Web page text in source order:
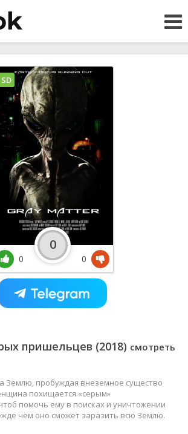
пришельцев (2018) смотреть
Землю, пробуждая внеземное существо
похищается «серым»
помочь ему в поисках и уничтожении
чем оно сможет заразить всю Землю.
SD
0
0
0